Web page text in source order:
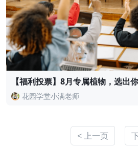
【福利投票】8月专属植物，选出
花园学堂小满老师
< 上一页